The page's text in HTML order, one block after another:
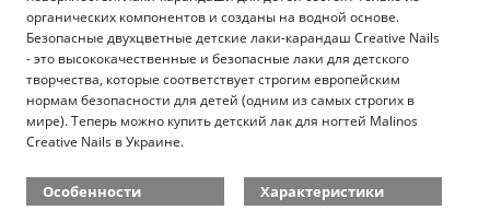
органических компонентов и созданы на водной основе.
Безопасные двухцветные детские лаки-карандаш Creative Nails
- это высококачественные и безопасные лаки для детского
творчества, которые соответствует строгим европейским
нормам безопасности для детей (одним из самых строгих в
мире). Теперь можно купить детский лак для ногтей Malinos
Creative Nails в Украине.
Особенности Характеристики